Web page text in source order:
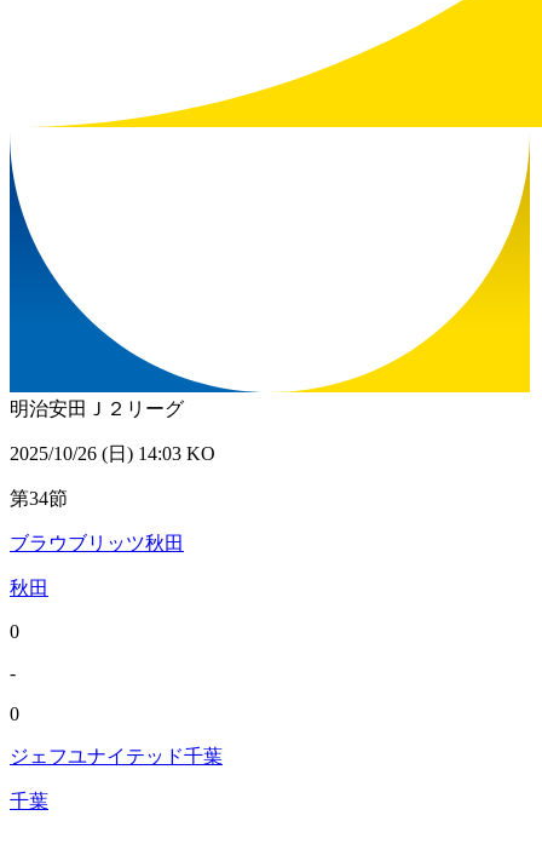
明治安田Ｊ２リーグ
2025/10/26 (日) 14:03 KO
第34節
ブラウブリッツ秋田
秋田
0
-
0
ジェフユナイテッド千葉
千葉